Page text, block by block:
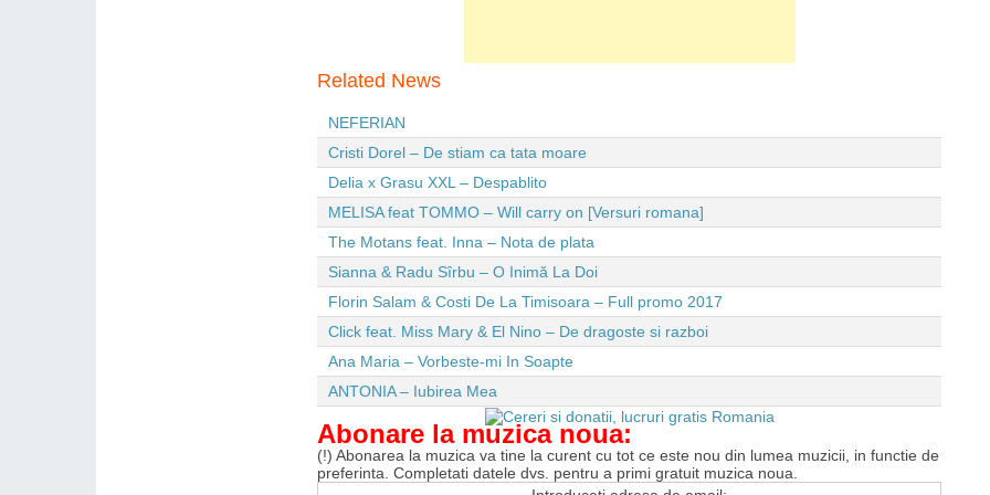
Related News
NEFERIAN
Cristi Dorel – De stiam ca tata moare
Delia x Grasu XXL – Despablito
MELISA feat TOMMO – Will carry on [Versuri romana]
The Motans feat. Inna – Nota de plata
Sianna & Radu Sîrbu – O Inimă La Doi
Florin Salam & Costi De La Timisoara – Full promo 2017
Click feat. Miss Mary & El Nino – De dragoste si razboi
Ana Maria – Vorbeste-mi In Soapte
ANTONIA – Iubirea Mea
Abonare la muzica noua:
(!) Abonarea la muzica va tine la curent cu tot ce este nou din lumea muzicii, in functie de
preferinta. Completati datele dvs. pentru a primi gratuit muzica noua.